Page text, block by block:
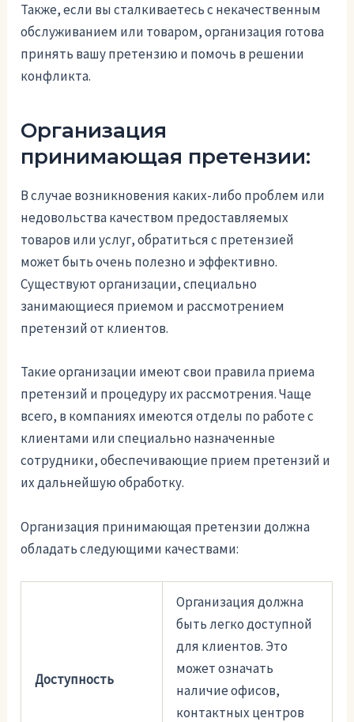
Также, если вы сталкиваетесь с некачественным
обслуживанием или товаром, организация готова
принять вашу претензию и помочь в решении
конфликта.
Организация
принимающая претензии:
В случае возникновения каких-либо проблем или
недовольства качеством предоставляемых
товаров или услуг, обратиться с претензией
может быть очень полезно и эффективно.
Существуют организации, специально
занимающиеся приемом и рассмотрением
претензий от клиентов.
Такие организации имеют свои правила приема
претензий и процедуру их рассмотрения. Чаще
всего, в компаниях имеются отделы по работе с
клиентами или специально назначенные
сотрудники, обеспечивающие прием претензий и
их дальнейшую обработку.
Организация принимающая претензии должна
обладать следующими качествами:
Доступность
Организация должна
быть легко доступной
для клиентов. Это
может означать
наличие офисов,
контактных центров